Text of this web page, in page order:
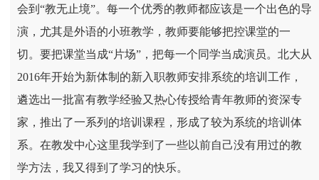
会到“教无止境”。每一个优秀的教师都应该是一个出色的导
演，尤其是外语的小班教学，教师要能够把控课堂的一
切。要把课堂当成“片场”，把每一个同学当成演员。北大从
2016年开始为新体制的新入职教师安排系统的培训工作，
遴选出一批富有教学经验又热心传授给青年教师的资深专
家，推出了一系列的培训课程，形成了较为系统的培训体
系。在教发中心这里我学到了一些以前自己没有用过的教
学方法，我又得到了学习的快乐。